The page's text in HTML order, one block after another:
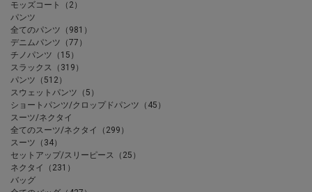
モッズコート（2）
パンツ
全てのパンツ（981）
デニムパンツ（77）
チノパンツ（15）
スラックス（319）
パンツ（512）
スウェットパンツ（5）
ショートパンツ/クロップドパンツ（45）
スーツ/ネクタイ
全てのスーツ/ネクタイ（299）
スーツ（34）
セットアップ/スリーピース（25）
ネクタイ（231）
バッグ